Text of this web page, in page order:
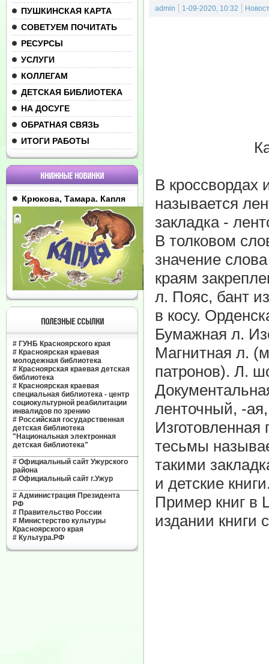
ПУШКИНСКАЯ КАРТА
СОВЕТУЕМ ПОЧИТАТЬ
РЕСУРСЫ
УСЛУГИ
КОЛЛЕГАМ
ДЕТСКАЯ БИБЛИОТЕКА
НА ДОСУГЕ
ОБРАТНАЯ СВЯЗЬ
ИТОГИ РАБОТЫ
КНИЖНЫЕ НОВИНКИ
Крюкова, Тамара. Капля
ПОЛЕЗНЫЕ ССЫЛКИ
# ГУНБ Красноярского края
# Красноярская краевая
молодежная библиотека
# Красноярская краевая детская
библиотека
# Красноярская краевая
специальная библиотека - центр
социокультурной реабилитации
инвалидов по зрению
# Российская государственная
детская библиотека
"Национальная электронная
детская библиотека"
# Официальный сайт Ужурского
района
# Официальный сайт г.Ужур
# Администрация Президента
РФ
# Правительство России
# Министерство культуры
Красноярского края
# Культура.РФ
admin 1-09-2020, 10:32
В кроссвордах
называется
закладка -
В толковом
значение
краям
л. Пояс, бант
в косу.
Бумажная л.
Магнитная л.
патронов). Л.
ленточный, -
Изготовленная
тесьмы
такими
и детские
Пример книг в
издании книги